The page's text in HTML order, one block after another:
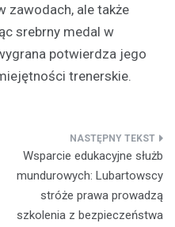
zawodach, ale także
srebrny medal w
potwierdza jego
trenerskie.
Wsparcie edukacyjne służb
mundurowych: Lubartowscy
stróże prawa prowadzą
szkolenia z bezpieczeństwa